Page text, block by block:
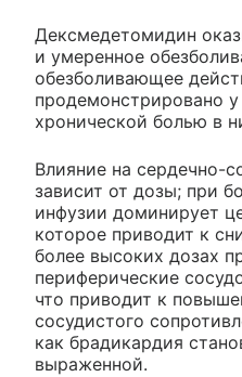
Дексмедетомидин
и умеренное
обезболивающее
продемонстрировано у
хронической болью в
Влияние на сердечно-
зависит от дозы; при
инфузии доминирует
которое приводит к
более высоких дозах
периферические
что приводит к
сосудистого
как брадикардия
выраженной.